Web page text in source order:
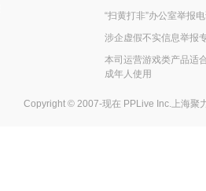
“扫黄打非”办公室举报
涉企虚假不实信息举报
本司运营游戏类产品适
成年人使用
Copyright © 2007-现在 PPLive Inc.上海聚